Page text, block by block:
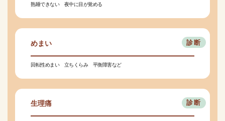
熟睡できない 夜中に目が覚める
めまい
回転性めまい 立ちくらみ 平衡障害など
生理痛